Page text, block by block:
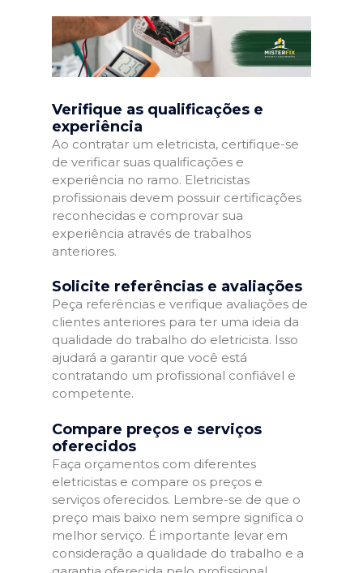
Verifique as qualificações e
experiência
Ao contratar um eletricista, certifique-se
de verificar suas qualificações e
experiência no ramo. Eletricistas
profissionais devem possuir certificações
reconhecidas e comprovar sua
experiência através de trabalhos
anteriores.
Solicite referências e avaliações
Peça referências e verifique avaliações de
clientes anteriores para ter uma ideia da
qualidade do trabalho do eletricista. Isso
ajudará a garantir que você está
contratando um profissional confiável e
competente.
Compare preços e serviços
oferecidos
Faça orçamentos com diferentes
eletricistas e compare os preços e
serviços oferecidos. Lembre-se de que o
preço mais baixo nem sempre significa o
melhor serviço. É importante levar em
consideração a qualidade do trabalho e a